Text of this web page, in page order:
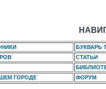
БУКВАРЬ
СТАТЬИ
ГОРОДЕ
ФОРУМ